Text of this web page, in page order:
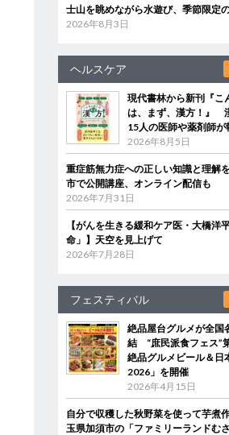
士山を眺めながら水遊び、季節限定
2026年8月3日
ヘルスケア
現代書林から新刊『こ
は、まず、漢方！』
15人の医師や薬剤師が
2026年8月5日
重症筋無力症への正しい知識と理
市で公開講座、オンライン配信も
2026年7月31日
【がんを生きる緩和ケア医・大橋洋
命」】天空を見上げて
2026年7月28日
フェスティバル
絶品屋台グルメが全国
結 “庶民派食フェス”
絶品グルメビール＆日
2026」を開催
2026年4月15日
自分で収穫した秋野菜を使って芋
玉県加須市の「ファミリーランドむ